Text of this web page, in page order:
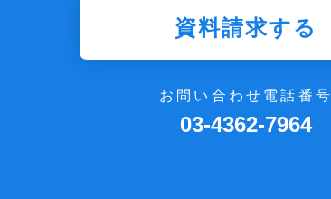
資料請求する
お問い合わせ電話番号
03-4362-7964